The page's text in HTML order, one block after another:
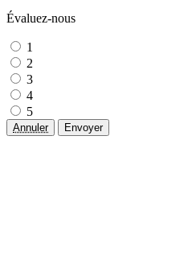
Évaluez-nous
1
2
3
4
5
Annuler Envoyer